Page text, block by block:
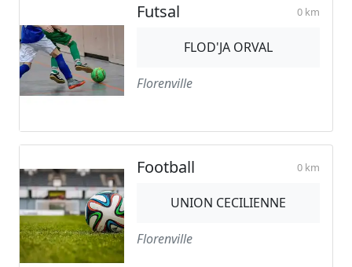
Futsal 0 km
FLOD'JA ORVAL
Florenville
Football 0 km
UNION CECILIENNE
Florenville